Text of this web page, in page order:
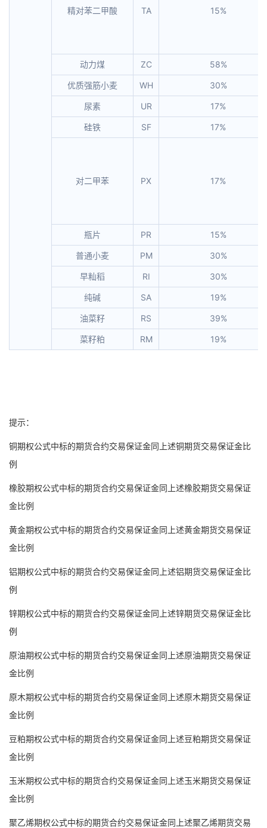
精对苯二甲酸 TA 15%
动力煤 ZC 58%
优质强筋小麦 WH 30%
尿素 UR 17%
硅铁 SF 17%
对二甲苯 PX 17%
瓶片 PR 15%
普通小麦 PM 30%
早籼稻 RI 30%
纯碱 SA 19%
油菜籽 RS 39%
菜籽粕 RM 19%
提示：
铜期权公式中标的期货合约交易保证金同上述铜期货交易保证金比
例
橡胶期权公式中标的期货合约交易保证金同上述橡胶期货交易保证
金比例
黄金期权公式中标的期货合约交易保证金同上述黄金期货交易保证
金比例
铝期权公式中标的期货合约交易保证金同上述铝期货交易保证金比
例
锌期权公式中标的期货合约交易保证金同上述锌期货交易保证金比
例
原油期权公式中标的期货合约交易保证金同上述原油期货交易保证
金比例
原木期权公式中标的期货合约交易保证金同上述原木期货交易保证
金比例
豆粕期权公式中标的期货合约交易保证金同上述豆粕期货交易保证
金比例
玉米期权公式中标的期货合约交易保证金同上述玉米期货交易保证
金比例
聚乙烯期权公式中标的期货合约交易保证金同上述聚乙烯期货交易